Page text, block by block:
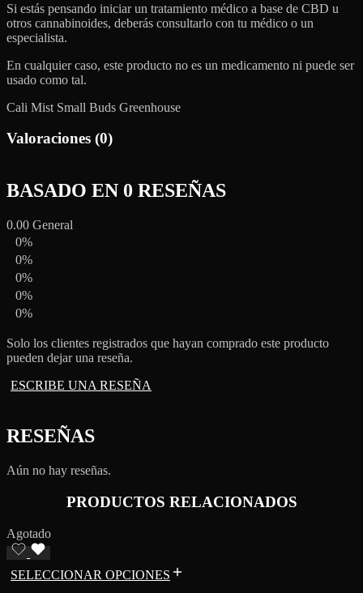
Si estás pensando iniciar un tratamiento médico a base de CBD u
otros cannabinoides, deberás consultarlo con tu médico o un
especialista.
En cualquier caso, este producto no es un medicamento ni puede ser
usado como tal.
Cali Mist Small Buds Greenhouse
Valoraciones (0)
BASADO EN 0 RESEÑAS
0.00 General
0%
0%
0%
0%
0%
Solo los clientes registrados que hayan comprado este producto
pueden dejar una reseña.
ESCRIBE UNA RESEÑA
RESEÑAS
Aún no hay reseñas.
PRODUCTOS RELACIONADOS
Agotado
SELECCIONAR OPCIONES